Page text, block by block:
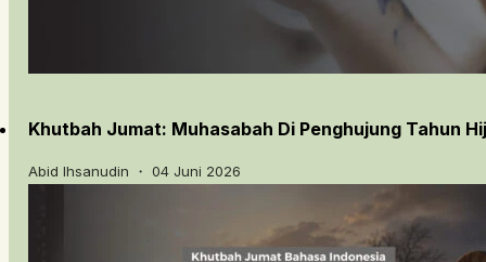
Khutbah Jumat: Muhasabah Di Penghujung Tahun
Abid Ihsanudin ・ 04 Juni 2026